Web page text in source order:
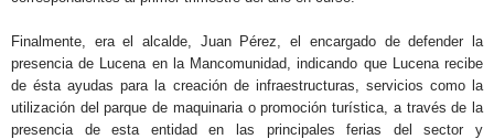
Finalmente, era el alcalde, Juan Pérez, el encargado de defender la
presencia de Lucena en la Mancomunidad, indicando que Lucena recibe
de ésta ayudas para la creación de infraestructuras, servicios como la
utilización del parque de maquinaria o promoción turística, a través de la
presencia de esta entidad en las principales ferias del sector y